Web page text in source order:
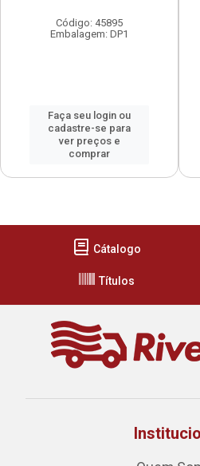
Código: 45895
Embalagem: DP1
Faça seu login ou
cadastre-se para
ver preços e
comprar
Cátalogo
Títulos